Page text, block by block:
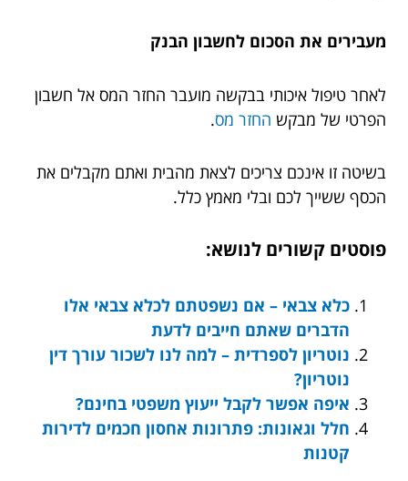
מעבירים את הסכום לחשבון הבנק
לאחר טיפול איכותי בבקשה מועבר החזר המס אל חשבון
הפרטי של מבקש החזר מס.
בשיטה זו אינכם צריכים לצאת מהבית ואתם מקבלים את
הכסף ששייך לכם ובלי מאמץ כלל.
פוסטים קשורים לנושא:
כלא צבאי – אם נשפטתם לכלא צבאי אלו
הדברים שאתם חייבים לדעת
נוטריון לספרדית – למה לנו לשכור עורך דין
נוטריון?
איפה אפשר לקבל ייעוץ משפטי בחינם?
חלל וגאונות: פתרונות אחסון חכמים לדירות
קטנות